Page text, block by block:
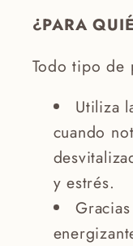
¿PARA
Todo tipo de
Utiliza
cuando
y estrés.